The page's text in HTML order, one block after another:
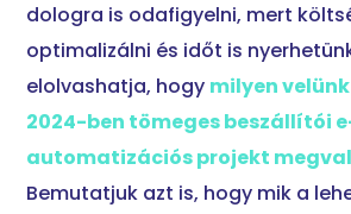
dologra is odafigyelni, mert
optimalizálni és időt is
elolvashatja, hogy milyen
2024-ben tömeges beszállítói
automatizációs projekt
Bemutatjuk azt is, hogy mik a